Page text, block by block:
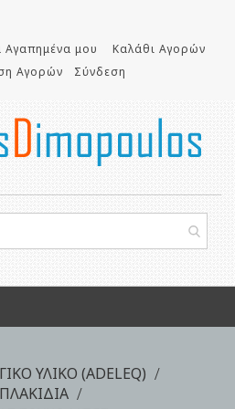
περιεχόμενο
Αγαπημένα μου
Καλάθι Αγορών
Αγορών
Σύνδεση
ΥΛΙΚΟ (ADELEQ)
ΠΛΑΚΙΔΙΑ